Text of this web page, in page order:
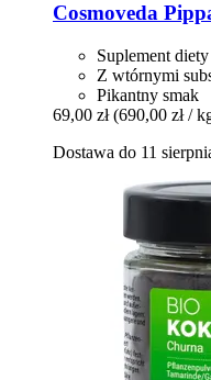
Cosmoveda
Suplement
Z wtórnymi
Pikantny smak
69,00 zł (690,00 zł /
Dostawa do 11